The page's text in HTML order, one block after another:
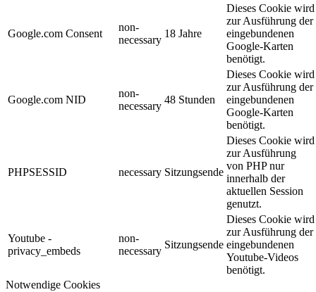
Google.com Consent
non-
necessary
18 Jahre
Dieses Cookie wird
zur Ausführung der
eingebundenen
Google-Karten
benötigt.
Google.com NID
non-
necessary
48 Stunden
Dieses Cookie wird
zur Ausführung der
eingebundenen
Google-Karten
benötigt.
PHPSESSID necessary Sitzungsende
Dieses Cookie wird
zur Ausführung
von PHP nur
innerhalb der
aktuellen Session
genutzt.
Youtube -
privacy_embeds
non-
necessary
Sitzungsende
Dieses Cookie wird
zur Ausführung der
eingebundenen
Youtube-Videos
benötigt.
Notwendige Cookies